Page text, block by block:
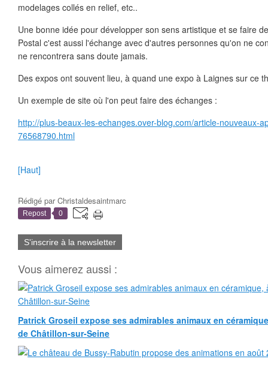
modelages collés en relief, etc..
Une bonne idée pour développer son sens artistique et se faire
Postal c'est aussi l'échange avec d'autres personnes qu'on ne
ne rencontrera sans doute jamais.
Des expos ont souvent lieu, à quand une expo à Laignes sur ce
Un exemple de site où l'on peut faire des échanges :
http://plus-beaux-les-echanges.over-blog.com/article-nouveaux-
76568790.html
[Haut]
Rédigé parChristaldesaintmarc
Repost 0
S'inscrire à la newsletter
Vous aimerez aussi :
Patrick Groseil expose ses admirables animaux en
de Châtillon-sur-Seine